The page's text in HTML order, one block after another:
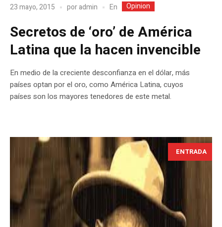
23 mayo, 2015 poradmin En Opinion
Secretos de ‘oro’ de América
Latina que la hacen invencible
En medio de la creciente desconfianza en el dólar, más
países optan por el oro, como América Latina, cuyos
países son los mayores tenedores de este metal.
ENTRADA